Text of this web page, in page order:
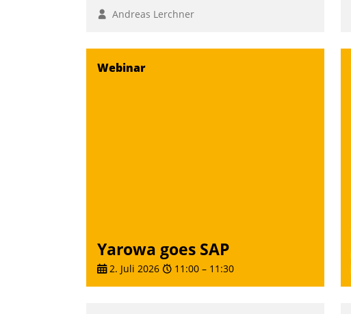
Andreas Lerchner
Webinar
Yarowa goes SAP
2. Juli 2026 11:00 – 11:30